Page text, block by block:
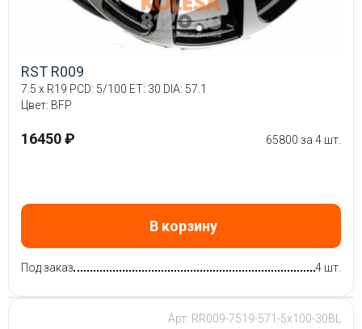
RST R009
7.5 x R19 PCD: 5/100 ET: 30 DIA: 57.1
Цвет: BFP
16450 ₽ 65800 за 4 шт.
В корзину
Под заказ 4 шт.
Арт: RR009-7519-571-5x100-30BL